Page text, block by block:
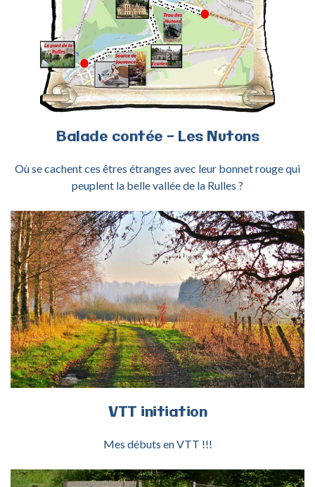
ACTIVITÉ BALADE NUTONS
Balade contée - Les Nutons
Où se cachent ces êtres étranges avec leur bonnet rouge qui
peuplent la belle vallée de la Rulles ?
ACTIVITÉ VTT INITIATION
VTT initiation
Mes débuts en VTT !!!